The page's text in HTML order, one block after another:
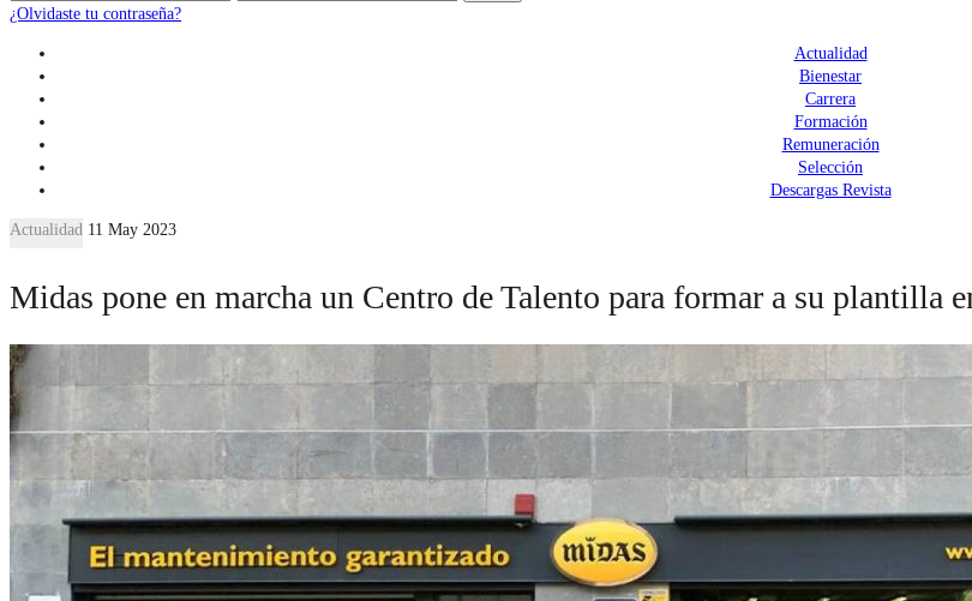
¿Olvidaste tu contraseña?
Actualidad
Bienestar
Carrera
Formación
Remuneración
Selección
Descargas Revista
Actualidad 11 May 2023
Midas pone en marcha un Centro de Talento para formar a su plantilla